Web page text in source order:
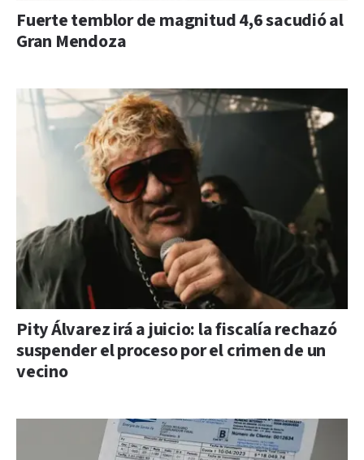
Fuerte temblor de magnitud 4,6 sacudió al
Gran Mendoza
Pity Álvarez irá a juicio: la fiscalía rechazó
suspender el proceso por el crimen de un
vecino